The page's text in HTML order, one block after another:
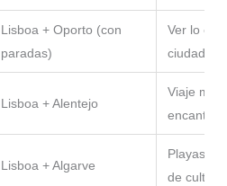
Lisboa + Oporto (con
paradas)
Ver lo
ciudades
Lisboa + Alentejo
Viaje
encanto y
Lisboa + Algarve
Playas,
de